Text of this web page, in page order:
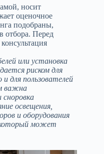
носит
оценочное
подобраны,
отбора. Перед
или установка
риском для
для пользователей
важна
освещения,
и оборудования
который может